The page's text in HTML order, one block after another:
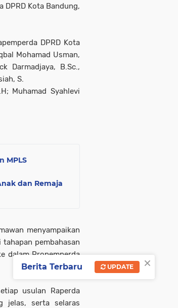
DPRD Kota Bandung,
DPRD Kota
Mohamad Usman,
Darmadjaya, B.Sc.,
S.
Muhamad Syahlevi
MPLS
dan Remaja
menyampaikan
pembahasan
dalam Propemperda
usulan Raperda
jelas, serta selaras
×
Berita Terbaru UPDATE